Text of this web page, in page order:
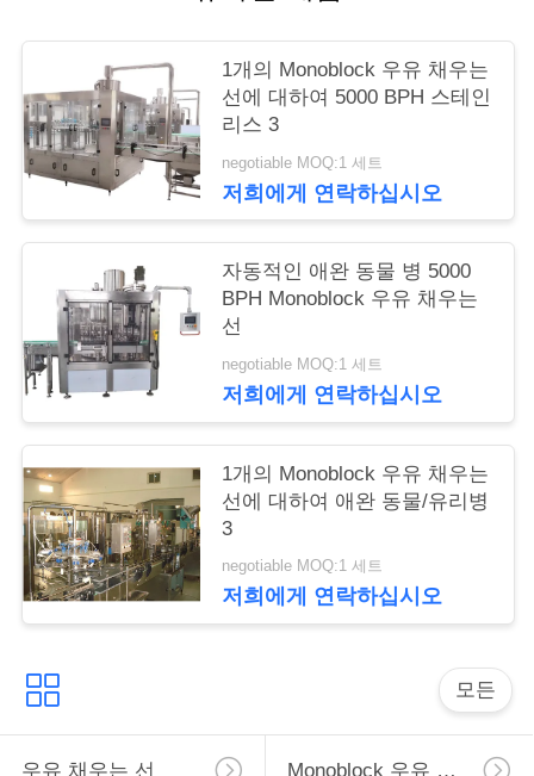
락
하
십
시
오
옴
표
를
요
구
하
시
오
1개의 Monoblock 우유 채우는
선에 대하여 5000 BPH 스테인
리스 3
negotiable MOQ:1 세트
저희에게 연락하십시오
자동적인 애완 동물 병 5000
BPH Monoblock 우유 채우는
선
negotiable MOQ:1 세트
저희에게 연락하십시오
1개의 Monoblock 우유 채우는
선에 대하여 애완 동물/유리병
3
negotiable MOQ:1 세트
저희에게 연락하십시오
모든
우유 채우는 선 Monoblock 우유 채우는 선